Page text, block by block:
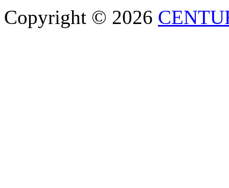
Copyright © 2026